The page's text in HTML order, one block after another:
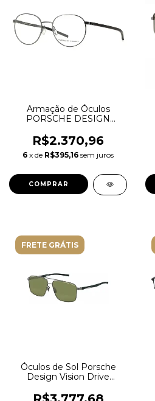
Armação de Óculos
PORSCHE DESIGN
R$2.370,96
6 x de R$395,16 sem juros
FRETE GRÁTIS
Óculos de Sol Porsche
Design Vision Drive
com lentes na cor Verde